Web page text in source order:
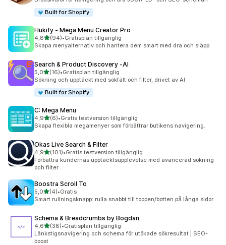
Built for Shopify
Hukify ‑ Mega Menu Creator Pro
4,8av 5 stjärnor
(94)
94 recensioner totalt
•Gratisplan tillgänglig
Skapa menyalternativ och hantera dem smart med dra och släpp
Search & Product Discovery ‑AI
5,0av 5 stjärnor
(16)
16 recensioner totalt
•Gratisplan tillgänglig
Sökning och upptäckt med sökfält och filter, drivet av AI
Built for Shopify
C: Mega Menu
4,9av 5 stjärnor
(6)
6 recensioner totalt
•Gratis testversion tillgänglig
Skapa flexibla megamenyer som förbättrar butikens navigering.
Okas Live Search & Filter
4,9av 5 stjärnor
(101)
101 recensioner totalt
•Gratis testversion tillgänglig
Förbättra kundernas upptäcktsupplevelse med avancerad sökning
och filter
Boostra Scroll To
5,0av 5 stjärnor
(4)
4 recensioner totalt
•Gratis
Smart rullningsknapp: rulla snabbt till toppen/botten på långa sidor
Schema & Breadcrumbs by Bogdan
4,6av 5 stjärnor
(38)
38 recensioner totalt
•Gratisplan tillgänglig
Länkstigsnavigering och schema för utökade sökresultat | SEO-
boost